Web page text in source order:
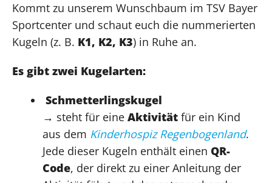
Kommt zu unserem Wunschbaum im TSV Bayer
Sportcenter und schaut euch die nummerierten
Kugeln (z. B. K1, K2, K3) in Ruhe an.
Es gibt zwei Kugelarten:
Schmetterlingskugel
→ steht für eine Aktivität für ein Kind
aus dem Kinderhospiz Regenbogenland.
Jede dieser Kugeln enthält einen QR-
Code, der direkt zu einer Anleitung der